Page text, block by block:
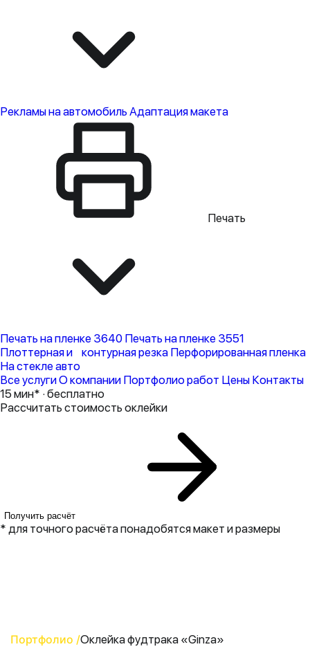
Рекламы на автомобиль Адаптация макета
Печать
Печать на пленке 3640 Печать на пленке 3551
Плоттерная и контурная резка Перфорированная пленка
На стекле авто
Все услугиО компании Портфолио работ Цены Контакты
15 мин* · бесплатно
Рассчитать стоимость оклейки
Получить расчёт
* для точного расчёта понадобятся макет и размеры
Портфолио /Оклейка фудтрака «Ginza»